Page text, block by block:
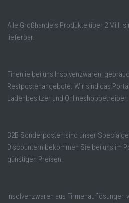
Alle Großhandels Produkte über 2 Mill.
lieferbar.
Finen ie bei uns Insolvenzwaren,
Restpostenangebote. Wir sind das
Ladenbesitzer und Onlineshopbetreiber.
B2B Sonderposten sind unser
Discountern bekommen Sie bei uns im
günstigen Preisen.
Insolvenzwaren aus Firmenauflösungen